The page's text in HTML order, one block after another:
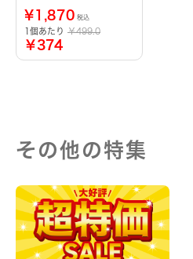
¥1,870 税込
1個あたり ￥499.0
￥374
その他の特集